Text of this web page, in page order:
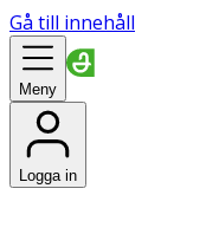
Gå till innehåll
Meny
Logga in